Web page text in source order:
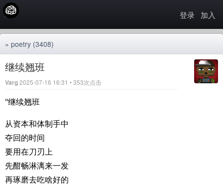
登录 加入
» poetry (3408)
继续翘班
Varg2025-07-16 16:31 • 353次点击
"继续翘班
从资本和体制手中
夺回的时间
要用在刀刃上
先酣畅淋漓来一发
再琢磨去吃啥好的